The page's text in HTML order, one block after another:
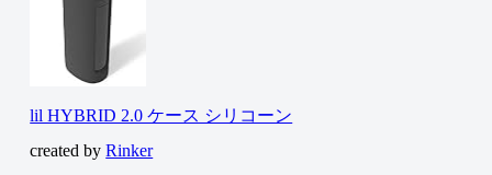
lil HYBRID 2.0 ケース シリコーン
created byRinker